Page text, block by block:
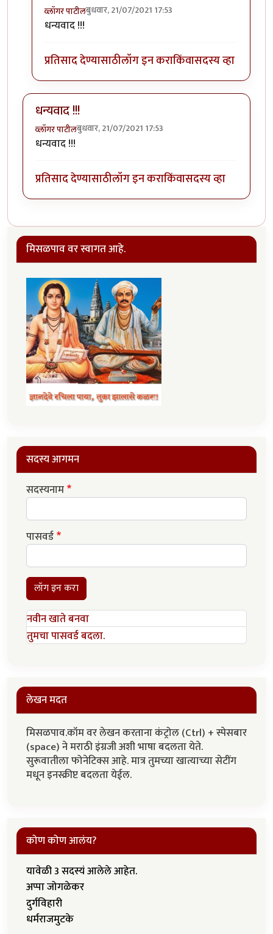
व्लॉगर पाटीलबुधवार, 21/07/2021 17:53
In reply to
धन्यवाद !!!
प्रतिसाद देण्यासाठीलॉग इन कराकिंवासदस्य व्हा
धन्यवाद !!!
व्लॉगर पाटीलबुधवार, 21/07/2021 17:53
धन्यवाद !!!
प्रतिसाद देण्यासाठीलॉग इन कराकिंवासदस्य व्हा
मिसळपाव वर स्वागत आहे.
सदस्य आगमन
सदस्यनाम
पासवर्ड
लॉग इन करा
नवीन खाते बनवा
तुमचा पासवर्ड बदला.
लेखन मदत
मिसळपाव.कॉम वर लेखन करताना कंट्रोल (Ctrl) + स्पेसबार
(space) ने मराठी इंग्रजी अशी भाषा बदलता येते.
सुरूवातीला फोनेटिक्स आहे. मात्र तुमच्या खात्याच्या सेटींग
मधून इनस्क्रीप्ट बदलता येईल.
कोण कोण आलंय?
यावेळी 3 सदस्यं आलेले आहेत.
अप्पा जोगळेकर
दुर्गविहारी
धर्मराजमुटके